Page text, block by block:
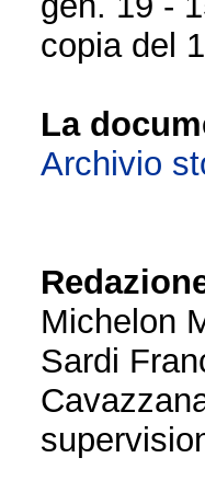
copia del
La
Archivio
Michelon
Sardi